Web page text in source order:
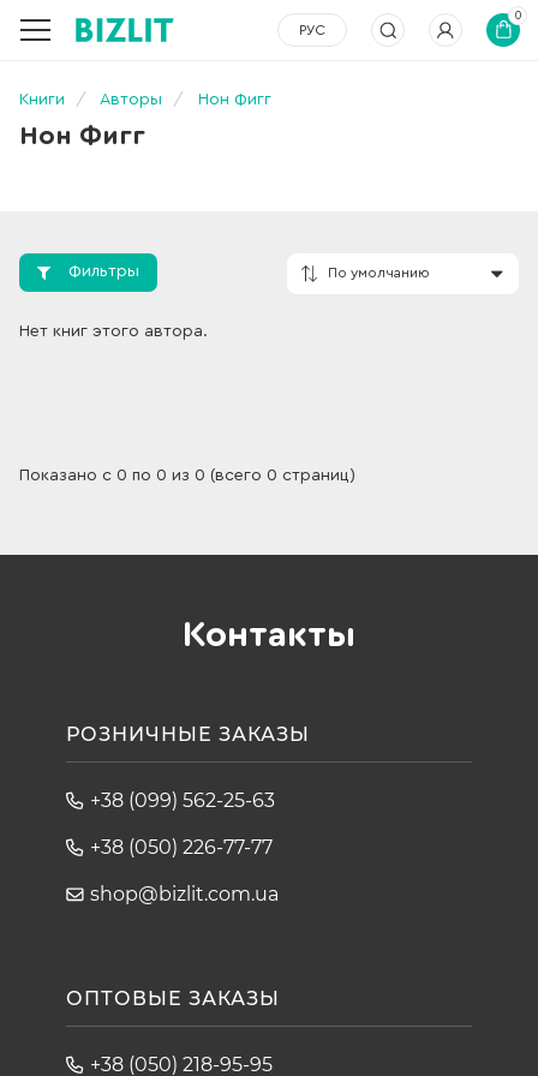
РУС
0
Книги Авторы Нон Фигг
Нон Фигг
Фильтры
Нет книг этого автора.
Показано с 0 по 0 из 0 (всего 0 страниц)
Контакты
РОЗНИЧНЫЕ ЗАКАЗЫ
+38 (099) 562-25-63
+38 (050) 226-77-77
shop@bizlit.com.ua
ОПТОВЫЕ ЗАКАЗЫ
+38 (050) 218-95-95